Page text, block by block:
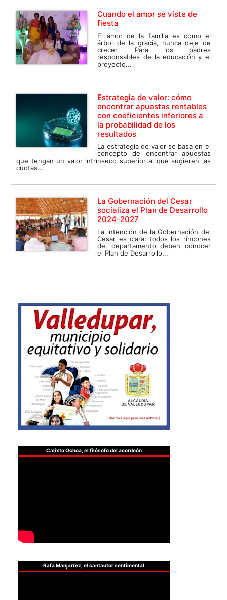
Cuando el amor se viste de
fiesta
El amor de la familia es como el
árbol de la gracia, nunca deje de
crecer. Para los padres
responsables de la educación y el
proyecto...
Estrategia de valor: cómo
encontrar apuestas rentables
con coeficientes inferiores a
la probabilidad de los
resultados
La estrategia de valor se basa en el
concepto de encontrar apuestas
que tengan un valor intrínseco superior al que sugieren las
cuotas...
La Gobernación del Cesar
socializa el Plan de Desarrollo
2024-2027
La intención de la Gobernación del
Cesar es clara: todos los rincones
del departamento deben conocer
el Plan de Desarrollo...
Calixto Ochoa, el filósofo del acordeón
Rafa Manjarrez, el cantautor sentimental